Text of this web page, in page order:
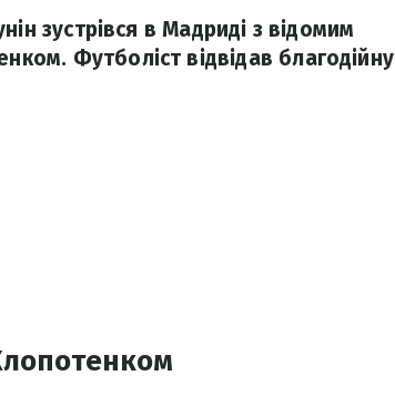
зустрівся в Мадриді з відомим
Футболіст відвідав благодійну